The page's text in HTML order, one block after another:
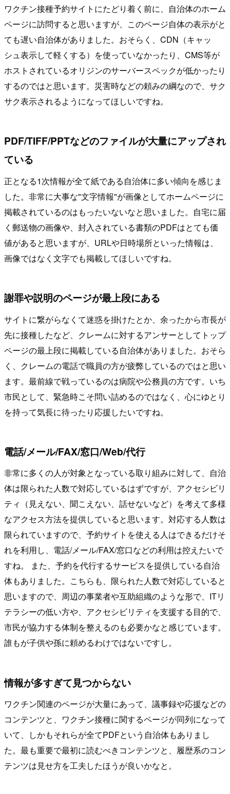
ワクチン接種予約サイトにたどり着く前に、自治体のホーム
ページに訪問すると思いますが、このページ自体の表示がと
ても遅い自治体がありました。おそらく、CDN（キャッ
シュ表示して軽くする）を使っていなかったり、CMS等が
ホストされているオリジンのサーバースペックが低かったり
するのではと思います。災害時などの頼みの綱なので、サク
サク表示されるようになってほしいですね。
PDF/TIFF/PPTなどのファイルが大量にアップされ
ている
正となる1次情報が全て紙である自治体に多い傾向を感じま
した。非常に大事な"文字情報"が画像としてホームページに
掲載されているのはもったいないなと思いました。自宅に届
く郵送物の画像や、封入されている書類のPDFはとても価
値があると思いますが、URLや日時場所といった情報は、
画像ではなく文字でも掲載してほしいですね。
謝罪や説明のページが最上段にある
サイトに繋がらなくて迷惑を掛けたとか、余ったから市長が
先に接種したなど、クレームに対するアンサーとしてトップ
ページの最上段に掲載している自治体がありました。おそら
く、クレームの電話で職員の方が疲弊しているのではと思い
ます。最前線で戦っているのは病院や公務員の方です。いち
市民として、緊急時こそ問い詰めるのではなく、心にゆとり
を持って気長に待ったり応援したいですね。
電話/メール/FAX/窓口/Web/代行
非常に多くの人が対象となっている取り組みに対して、自治
体は限られた人数で対応しているはずですが、アクセシビリ
ティ（見えない、聞こえない、話せないなど）を考えて多様
なアクセス方法を提供していると思います。対応する人数は
限られていますので、予約サイトを使える人はできるだけそ
れを利用し、電話/メール/FAX/窓口などの利用は控えたいで
すね。 また、予約を代行するサービスを提供している自治
体もありました。こちらも、限られた人数で対応していると
思いますので、周辺の事業者や互助組織のような形で、ITリ
テラシーの低い方や、アクセシビリティを支援する目的で、
市民が協力する体制を整えるのも必要かなと感じています。
誰もが子供や孫に頼めるわけではないですし。
情報が多すぎて見つからない
ワクチン関連のページが大量にあって、議事録や応援などの
コンテンツと、ワクチン接種に関するページが同列になって
いて、しかもそれらが全てPDFという自治体もありまし
た。最も重要で最初に読むべきコンテンツと、履歴系のコン
テンツは見せ方を工夫したほうが良いかなと。